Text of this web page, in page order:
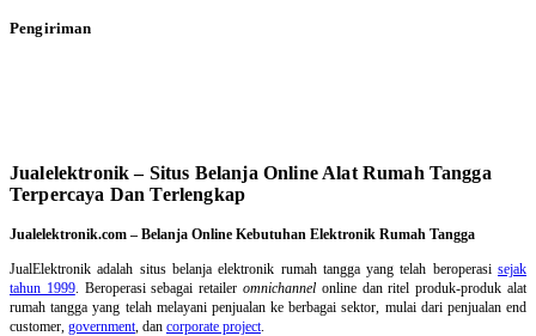
Pengiriman
Jualelektronik – Situs Belanja Online Alat Rumah Tangga
Terpercaya Dan Terlengkap
Jualelektronik.com – Belanja Online Kebutuhan Elektronik Rumah Tangga
JualElektronik adalah situs belanja elektronik rumah tanggayang telah beroperasisejak
tahun 1999. Beroperasi sebagai retaileromnichannel online dan ritel produk-produk alat
rumah tangga yang telah melayani penjualan ke berbagai sektor, mulai dari penjualan end
customer, government , dan corporate project